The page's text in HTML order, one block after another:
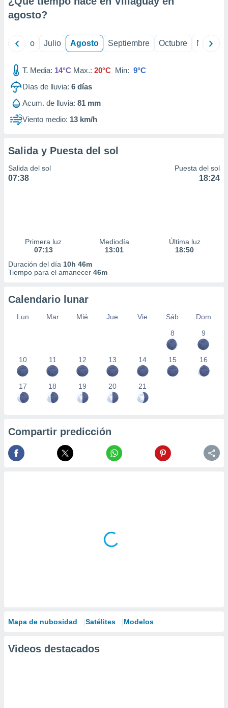
e
publicidad
publicidad
de
agosto?
Junio Julio Agosto Septiembre Octubre
T. Media: 14°C Max.: 20°C Min: 9°C
Días de lluvia: 6 días
Acum. de lluvia: 81 mm
Viento medio: 13 km/h
Salida y Puesta del sol
Salida del sol
07:38
Puesta del sol
18:24
Primera luz
07:13
Mediodía
13:01
Última luz
18:50
Duración del día 10h 46m
Tiempo para el amanecer 46m
Calendario lunar
Lun Mar Mié Jue Vie Sáb
Dom
8
9
10 11 12 13 14 15 16
17 18 19 20 21
Compartir predicción
Mapa de nubosidad Satélites Modelos
Videos destacados